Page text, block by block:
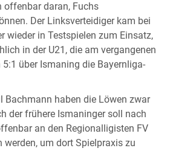
offenbar daran, Fuchs
Der Linksverteidiger kam bei
wieder in Testspielen zum Einsatz,
in der U21, die am vergangenen
über Ismaning die Bayernliga-
Bachmann haben die Löwen zwar
der frühere Ismaninger soll nach
an den Regionalligisten FV
werden, um dort Spielpraxis zu